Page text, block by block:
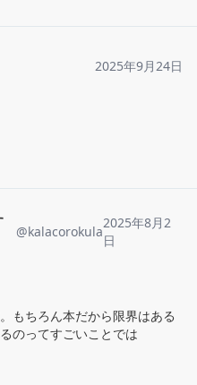
2025年9月24日
@kalacorokula
2025年8月2
日
もちろん本だから限界はある
のってすごいことでは